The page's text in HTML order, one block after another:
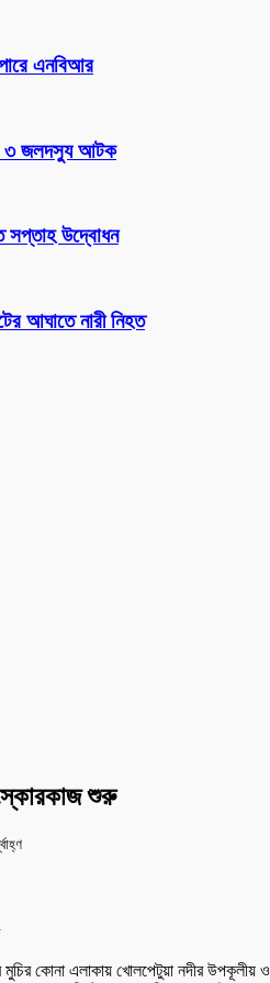
এনবিআর
৩ জলদস্যু আটক
সপ্তাহ উদ্বোধন
আঘাতে নারী নিহত
শুরু
মুচির কোনা এলাকায় খোলপেটুয়া নদীর